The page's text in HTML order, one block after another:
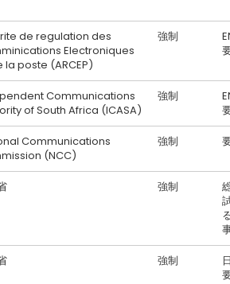
de regulation des
Electroniques
la poste (ARCEP)
強制
Communications
of South Africa (ICASA)
強制
Communications
(NCC)
強制
強制
強制